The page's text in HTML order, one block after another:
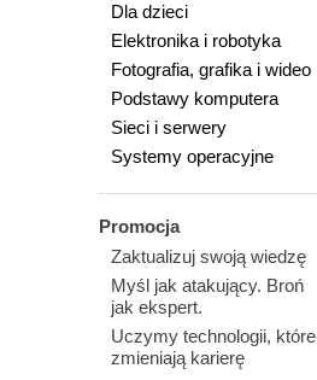
Dla dzieci
Elektronika i robotyka
Fotografia, grafika i wideo
Podstawy komputera
Sieci i serwery
Systemy operacyjne
Promocja
Zaktualizuj swoją wiedzę
Myśl jak atakujący. Broń
jak ekspert.
Uczymy technologii, które
zmieniają karierę